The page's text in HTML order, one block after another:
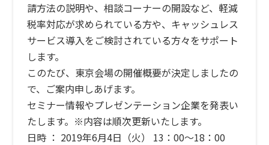
請方法の説明や、相談コーナーの開設など、軽減
税率対応が求められている方や、キャッシュレス
サービス導入をご検討されている方々をサポート
します。
このたび、東京会場の開催概要が決定しましたの
で、ご案内申しあげます。
セミナー情報やプレゼンテーション企業を発表い
たします。※内容は順次更新いたします。
日時 ： 2019年6月4日（火） 13：00～18：00